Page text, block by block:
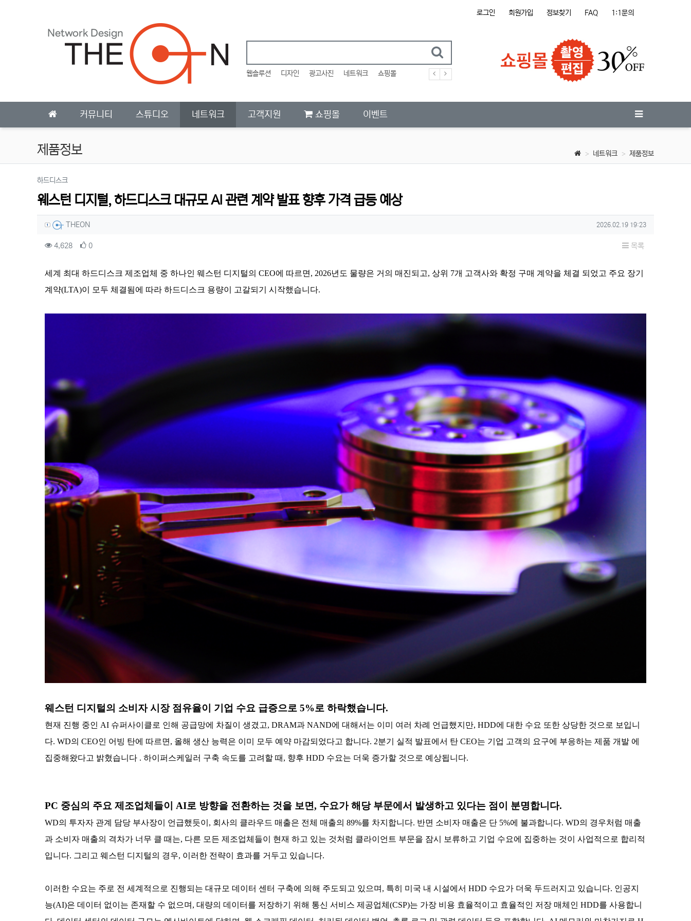
로그인 회원가입 정보찾기 FAQ 1:1문의
웹솔루션 디자인 광고사진 네트워크 쇼핑몰
커뮤니티 스튜디오 네트워크 고객지원 쇼핑몰 이벤트
제품정보 네트워크 제품정보
하드디스크분류
웨스턴 디지털, 하드디스크 대규모 AI 관련 계약 발표 향후 가격 급등 예상
작성자 정보
THEON 작성일
2026.02.19 19:23
컨텐츠 정보
4,628조회 0추천 목록
본문
세계 최대 하드디스크 제조업체 중 하나인 웨스턴 디지털의 CEO에 따르면, 2026년도 물량은 거의 매진되고, 상위 7개 고객사와 확정 구매 계약을 체결 되었고 주요 장기
계약(LTA)이 모두 체결됨에 따라 하드디스크 용량이 고갈되기 시작했습니다.
웨스턴 디지털의 소비자 시장 점유율이 기업 수요 급증으로 5%로 하락했습니다.
현재 진행 중인 AI 슈퍼사이클로 인해 공급망에 차질이 생겼고, DRAM과 NAND에 대해서는 이미 여러 차례 언급했지만, HDD에 대한 수요 또한 상당한 것으로 보입니
다. WD의 CEO인 어빙 탄에 따르면, 올해 생산 능력은 이미 모두 예약 마감되었다고 합니다. 2분기 실적 발표에서 탄 CEO는 기업 고객의 요구에 부응하는 제품 개발 에
집중해왔다고 밝혔습니다 . 하이퍼스케일러 구축 속도를 고려할 때, 향후 HDD 수요는 더욱 증가할 것으로 예상됩니다.
PC 중심의 주요 제조업체들이 AI로 방향을 전환하는 것을 보면, 수요가 해당 부문에서 발생하고 있다는 점이 분명합니다.
WD의 투자자 관계 담당 부사장이 언급했듯이, 회사의 클라우드 매출은 전체 매출의 89%를 차지합니다. 반면 소비자 매출은 단 5%에 불과합니다. WD의 경우처럼 매출
과 소비자 매출의 격차가 너무 클 때는, 다른 모든 제조업체들이 현재 하고 있는 것처럼 클라이언트 부문을 잠시 보류하고 기업 수요에 집중하는 것이 사업적으로 합리적
입니다. 그리고 웨스턴 디지털의 경우, 이러한 전략이 효과를 거두고 있습니다.
이러한 수요는 주로 전 세계적으로 진행되는 대규모 데이터 센터 구축에 의해 주도되고 있으며, 특히 미국 내 시설에서 HDD 수요가 더욱 두드러지고 있습니다. 인공지
능(AI)은 데이터 없이는 존재할 수 없으며, 대량의 데이터를 저장하기 위해 통신 서비스 제공업체(CSP)는 가장 비용 효율적이고 효율적인 저장 매체인 HDD를 사용합니